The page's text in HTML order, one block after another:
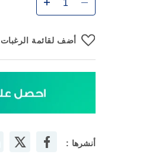
أضف لقائمة الرغبات
أنشرها :